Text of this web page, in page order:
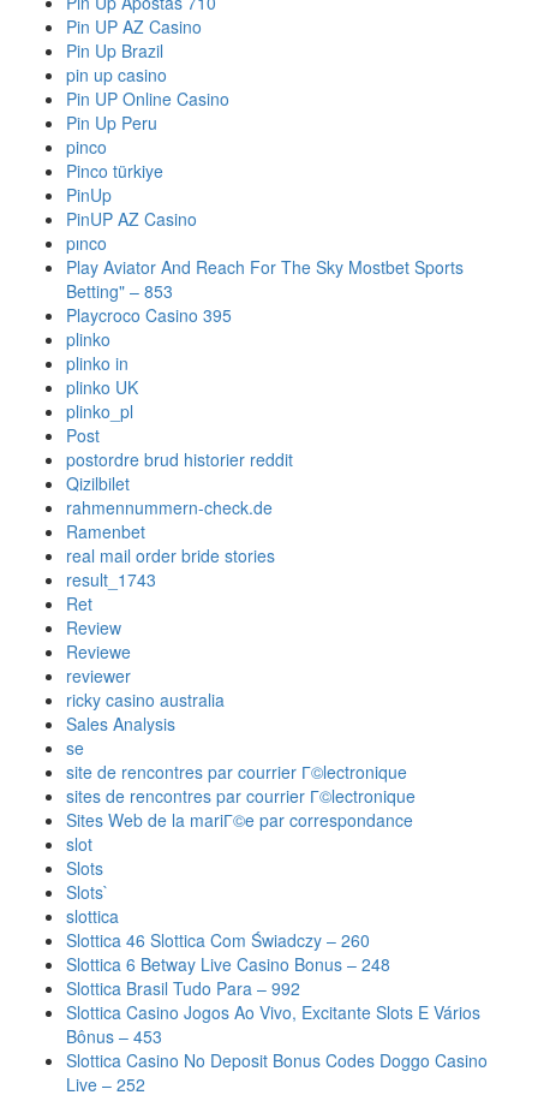
Pin UP AZ Casino
Pin Up Brazil
pin up casino
Pin UP Online Casino
Pin Up Peru
pinco
Pinco türkiye
PinUp
PinUP AZ Casino
pınco
Play Aviator And Reach For The Sky Mostbet Sports
Betting" – 853
Playcroco Casino 395
plinko
plinko in
plinko UK
plinko_pl
Post
postordre brud historier reddit
Qizilbilet
rahmennummern-check.de
Ramenbet
real mail order bride stories
result_1743
Ret
Review
Reviewe
reviewer
ricky casino australia
Sales Analysis
se
site de rencontres par courrier Г©lectronique
sites de rencontres par courrier Г©lectronique
Sites Web de la mariГ©e par correspondance
slot
Slots
Slots`
slottica
Slottica 46 Slottica Com Świadczy – 260
Slottica 6 Betway Live Casino Bonus – 248
Slottica Brasil Tudo Para – 992
Slottica Casino Jogos Ao Vivo, Excitante Slots E Vários
Bônus – 453
Slottica Casino No Deposit Bonus Codes Doggo Casino
Live – 252